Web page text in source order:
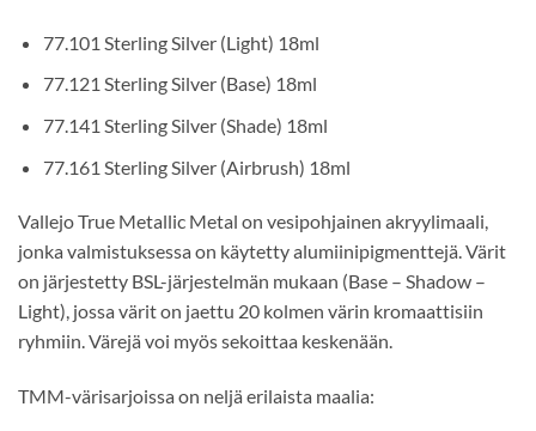
77.101 Sterling Silver (Light) 18ml
77.121 Sterling Silver (Base) 18ml
77.141 Sterling Silver (Shade) 18ml
77.161 Sterling Silver (Airbrush) 18ml
Vallejo True Metallic Metal on vesipohjainen akryylimaali,
jonka valmistuksessa on käytetty alumiinipigmenttejä. Värit
on järjestetty BSL-järjestelmän mukaan (Base – Shadow –
Light), jossa värit on jaettu 20 kolmen värin kromaattisiin
ryhmiin. Värejä voi myös sekoittaa keskenään.
TMM-värisarjoissa on neljä erilaista maalia: